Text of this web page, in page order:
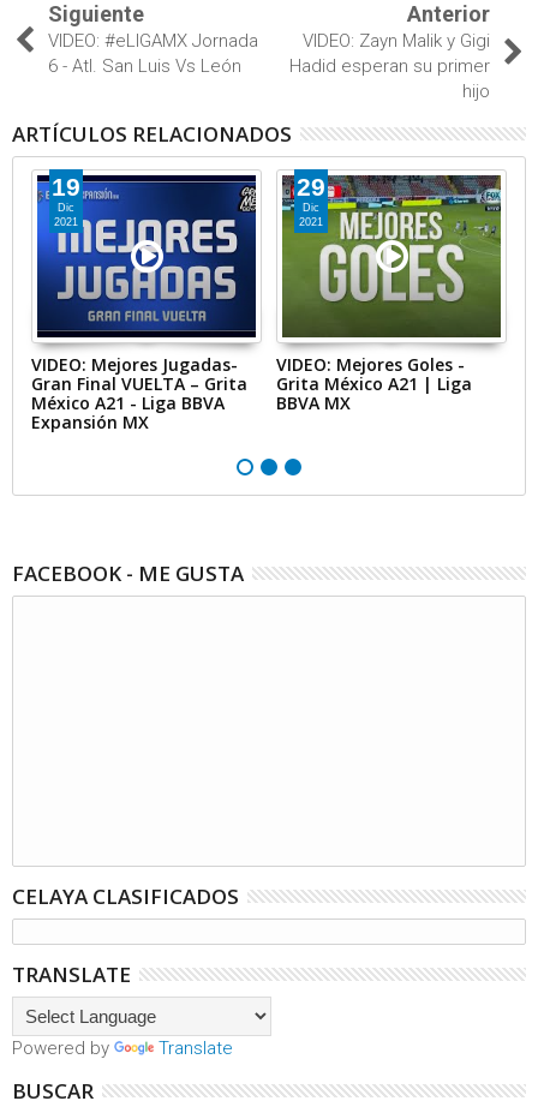
Siguiente
VIDEO: #eLIGAMX Jornada
6 - Atl. San Luis Vs León
Anterior
VIDEO: Zayn Malik y Gigi
Hadid esperan su primer
hijo
ARTÍCULOS RELACIONADOS
19
Dic
2021
VIDEO: Mejores Jugadas-
Gran Final VUELTA – Grita
México A21 - Liga BBVA
Expansión MX
29
Dic
2021
VIDEO: Mejores Goles -
Grita México A21 | Liga
BBVA MX
FACEBOOK - ME GUSTA
CELAYA CLASIFICADOS
TRANSLATE
Powered by Translate
BUSCAR